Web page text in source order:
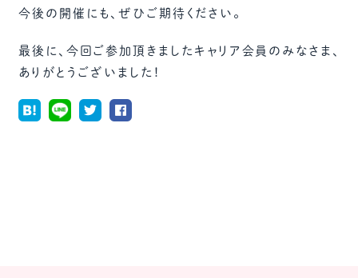
今後の開催にも、ぜひご期待ください。
最後に、今回ご参加頂きましたキャリア会員のみなさま、
ありがとうございました！